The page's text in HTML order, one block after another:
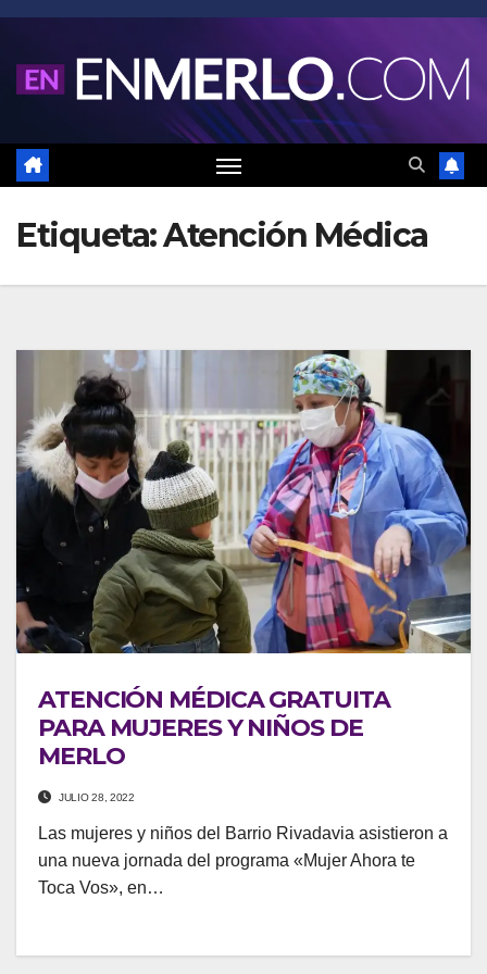
Saltar
contenido
Etiqueta:Atención Médica
ATENCIÓN MÉDICA GRATUITA
PARA MUJERES Y NIÑOS DE
MERLO
JULIO 28, 2022
Las mujeres y niños del Barrio Rivadavia asistieron a
una nueva jornada del programa «Mujer Ahora te
Toca Vos», en…